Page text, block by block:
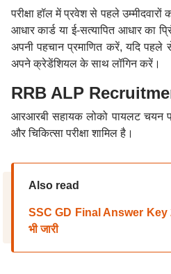
परीक्षा हॉल में प्रवेश से पहले
आधार कार्ड या ई-सत्यापित आधार का
अपनी पहचान प्रमाणित करें, यदि
अपने क्रेडेंशियल के साथ लॉगिन करें।
RRB ALP
आरआरबी सहायक लोको पायलट चयन
और चिकित्सा परीक्षा शामिल है।
Also read
SSC GD Final Answer Key
भी जारी